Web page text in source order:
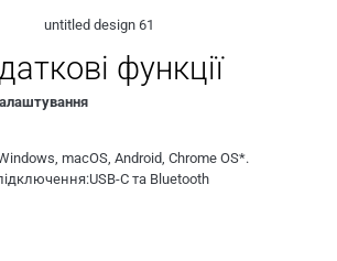
функції
macOS, Android, Chrome OS*.
C та Bluetooth